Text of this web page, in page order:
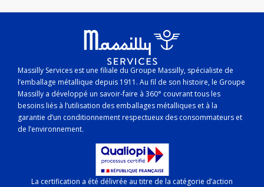
Massilly Services est une filiale du Groupe Massilly, spécialiste de
l’emballage métallique depuis 1911. Au fil de son histoire, le Groupe
Massilly a développé un savoir-faire à 360° couvrant tous les
besoins liés à l’utilisation des emballages métalliques et à la
garantie d’un conditionnement respectueux des consommateurs et
de l’environnement.
La certification a été délivrée au titre de la catégorie d’action